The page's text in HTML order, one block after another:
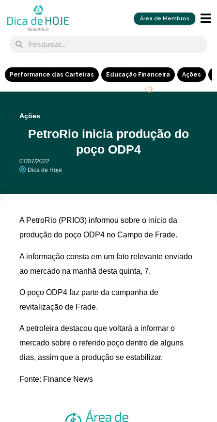
Área de Membros
Performance das Carteiras Educação Financeira Ações
Ações
PetroRio inicia produção do
poço ODP4
07/07/2022
Dica de Hoje
A PetroRio (PRIO3) informou sobre o início da
produção do poço ODP4 no Campo de Frade.
A informação consta em um fato relevante enviado
ao mercado na manhã desta quinta, 7.
O poço ODP4 faz parte da campanha de
revitalização de Frade.
A petroleira destacou que voltará a informar o
mercado sobre o referido poço dentro de alguns
dias, assim que a produção se estabilizar.
Fonte: Finance News